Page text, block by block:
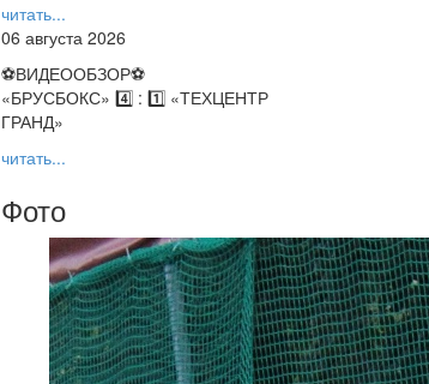
читать...
06 августа 2026
⚽️ВИДЕООБЗОР⚽️
«БРУСБОКС» 4️⃣ : 1️⃣ «ТЕХЦЕНТР
ГРАНД»
читать...
Фото